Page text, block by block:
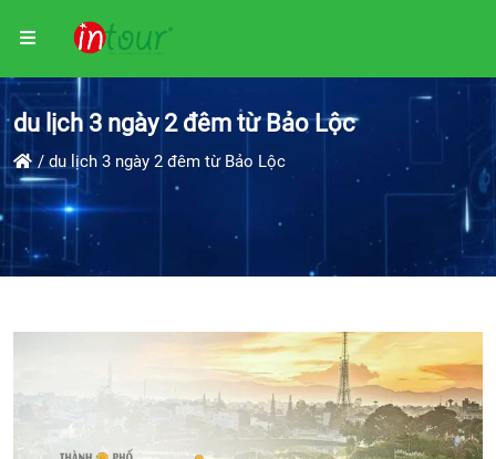
du lịch 3 ngày 2 đêm từ Bảo Lộc
du lịch 3 ngày 2 đêm từ Bảo Lộc